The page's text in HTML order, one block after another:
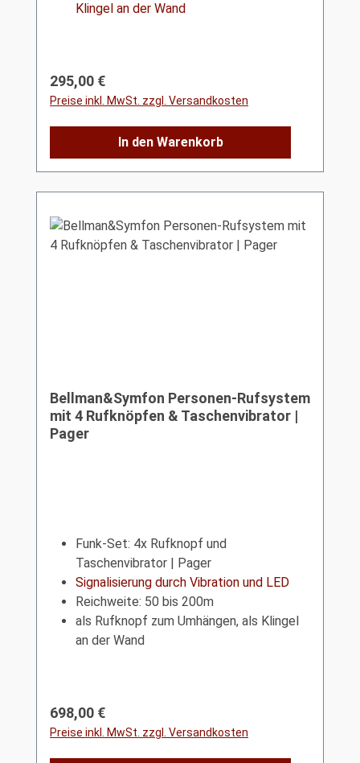
Klingel an der Wand
Regulärer Preis:
295,00 €
Preise inkl. MwSt. zzgl. Versandkosten
In den Warenkorb
Bellman&Symfon Personen-Rufsystem
mit 4 Rufknöpfen & Taschenvibrator |
Pager
Funk-Set: 4x Rufknopf und
Taschenvibrator | Pager
Signalisierung durch Vibration und LED
Reichweite: 50 bis 200m
als Rufknopf zum Umhängen, als Klingel
an der Wand
Regulärer Preis:
698,00 €
Preise inkl. MwSt. zzgl. Versandkosten